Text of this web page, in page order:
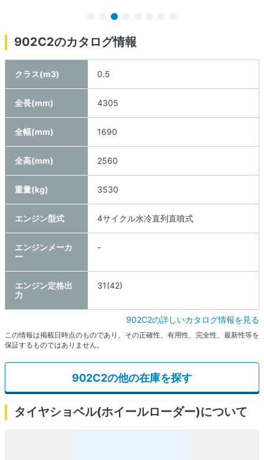
902C2のカタログ情報
クラス(m3) 0.5
全長(mm) 4305
全幅(mm) 1690
全高(mm) 2560
重量(kg) 3530
エンジン型式 4サイクル水冷直列直噴式
エンジンメーカ
ー
-
エンジン定格出
力
31(42)
902C2の詳しいカタログ情報を見る
この情報は掲載日時点のものであり、その正確性、有用性、完全性、最新性等を
保証するものではありません。
902C2の他の在庫を探す
タイヤショベル(ホイールローダー)について